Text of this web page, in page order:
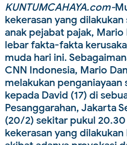
KUNTUMCAHAYA.com-
kekerasan yang dilakukan
anak pejabat pajak,
lebar fakta-fakta
muda hari ini.
CNN Indonesia, Mario
melakukan penganiayaan
kepada David (17) di
Pesanggarahan, Jakarta
(20/2) sekitar pukul 20.30
kekerasan yang